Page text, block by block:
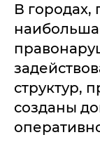
В городах,
структур,
созданы